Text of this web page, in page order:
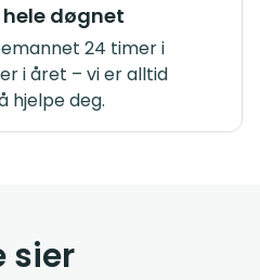
døgnet
24 timer i
i året – vi er alltid
hjelpe deg.
sier